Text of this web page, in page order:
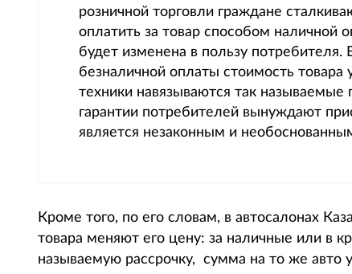
розничной торговли граждане
оплатить за товар способом наличной
будет изменена в пользу
безналичной оплаты стоимость
техники навязываются так
гарантии потребителей вынуждают
является незаконным и
Кроме того, по его словам, в автосалонах
товара меняют его цену: за наличные или в
называемую рассрочку, сумма на то же авто